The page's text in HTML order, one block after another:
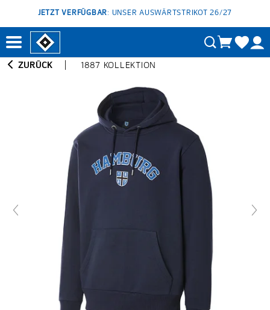
JETZT VERFÜGBAR: UNSER AUSWÄRTSTRIKOT 26/27
ZURÜCK 1887 KOLLEKTION